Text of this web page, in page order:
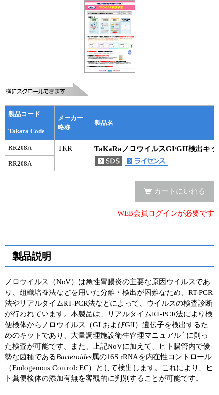
エピジェネティクス実験ガイド
アプリケーションノート
ユーザーズボイス集
動画ライブラリー
Q&A
製品コード
メーカー
略称
製品名
Takara Code
RR208A TKR TaKaRaノロウイルスGI/GII検出キッ
RR208A
カートにいれる
WEB会員ログインが必要です
製品説明
ノロウイルス（NoV）は急性胃腸炎の主要な原因ウイルスであ
り、組織培養法などを用いた分離・検出が困難なため、RT-PCR
法やリアルタイムRT-PCR法などによって、ウイルスの検査診断
が行われています。本製品は、リアルタイムRT-PCR法により検
便検体からノロウイルス（GI およびGII）遺伝子を検出するた
めのキットであり、大量調理施設衛生管理マニュアル ＊ に則っ
た検査が可能です。また、上記NoVに加えて、ヒト腸管内で優
勢な菌種であるBacteroides属の16S rRNAを内在性コントロール
（Endogenous Control: EC）として検出します。これにより、ヒ
ト糞便検体の添加有無を客観的に判別することが可能です。